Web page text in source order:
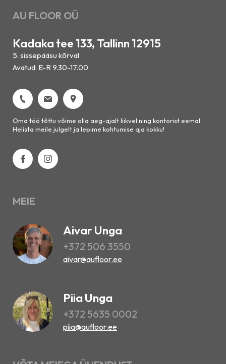
AU FLOOR OÜ
Kadaka tee 133, Tallinn 12915
5. sissepääsu kõrval
Avatud: E-R 9.30-17.00
Oma töö tõttu võime olla aeg-ajalt liikvel ning kontorist eemal.
Helista meile julgelt ja lepime kohtumise aja kokku!
MEIE
Aivar Unga
+372 506 3550
aivar@aufloor.ee
Piia Unga
+372 5635 0002
piia@aufloor.ee